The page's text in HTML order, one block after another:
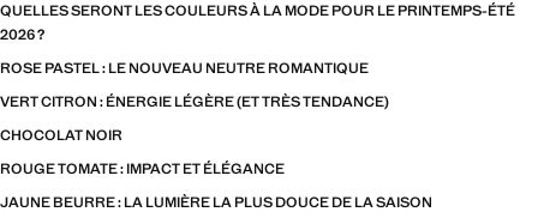
QUELLES SERONT LES COULEURS À LA MODE POUR LE PRINTEMPS-ÉTÉ
2026 ?
ROSE PASTEL : LE NOUVEAU NEUTRE ROMANTIQUE
VERT CITRON : ÉNERGIE LÉGÈRE (ET TRÈS TENDANCE)
CHOCOLAT NOIR
ROUGE TOMATE : IMPACT ET ÉLÉGANCE
JAUNE BEURRE : LA LUMIÈRE LA PLUS DOUCE DE LA SAISON